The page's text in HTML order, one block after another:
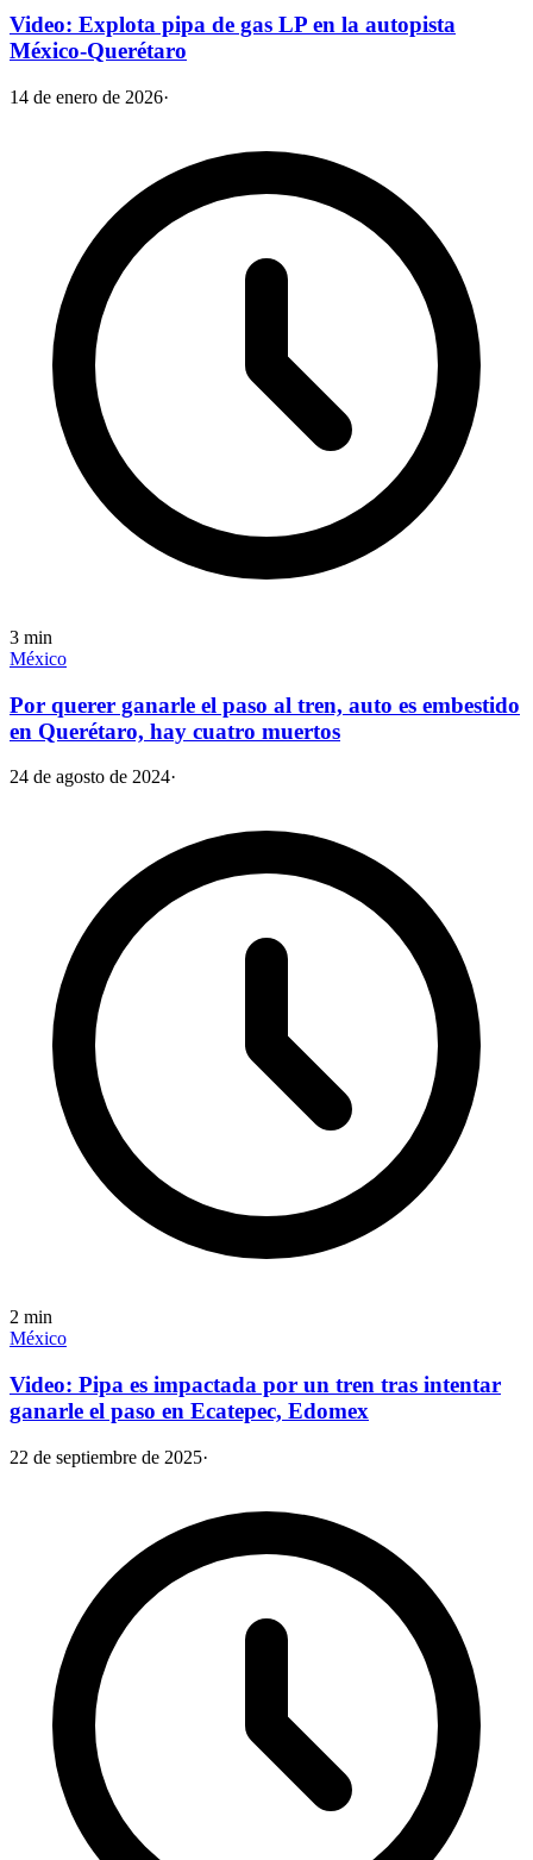
Video: Explota pipa de gas LP en la autopista
México-Querétaro
14 de enero de 2026·
3 min
México
Por querer ganarle el paso al tren, auto es embestido
en Querétaro, hay cuatro muertos
24 de agosto de 2024·
2 min
México
Video: Pipa es impactada por un tren tras intentar
ganarle el paso en Ecatepec, Edomex
22 de septiembre de 2025·